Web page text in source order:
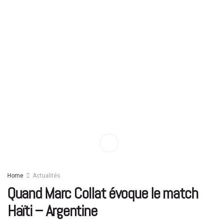
Home Actualités
Quand Marc Collat évoque le match
Haïti – Argentine